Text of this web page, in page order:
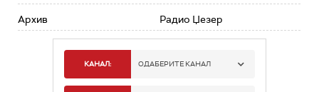
Архив Радио Џезер
КАНАЛ: ОДАБЕРИТЕ КАНАЛ